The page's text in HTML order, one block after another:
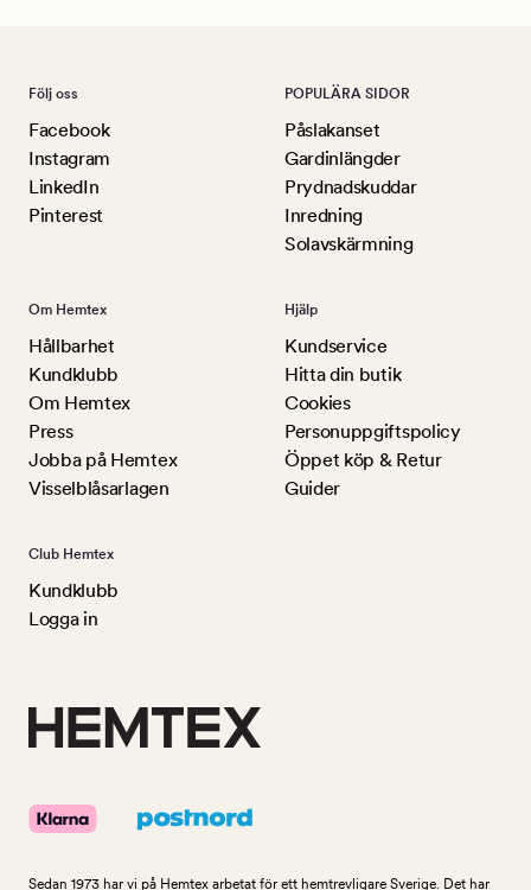
Följ oss
Facebook
Instagram
LinkedIn
Pinterest
POPULÄRA SIDOR
Påslakanset
Gardinlängder
Prydnadskuddar
Inredning
Solavskärmning
Om Hemtex
Hållbarhet
Kundklubb
Om Hemtex
Press
Jobba på Hemtex
Visselblåsarlagen
Hjälp
Kundservice
Hitta din butik
Cookies
Personuppgiftspolicy
Öppet köp & Retur
Guider
Club Hemtex
Kundklubb
Logga in
Sedan 1973 har vi på Hemtex arbetat för ett hemtrevligare Sverige. Det har